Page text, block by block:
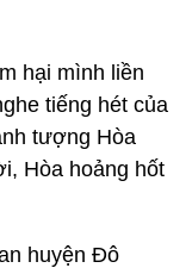
hại mình liền
tiếng hét của
tượng Hòa
Hòa hoảng hốt
huyện Đô